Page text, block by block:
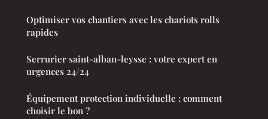
Optimiser vos chantiers avec les chariots rolls
rapides
Serrurier saint-alban-leysse : votre expert en
urgences 24/24
Équipement protection individuelle : comment
choisir le bon ?